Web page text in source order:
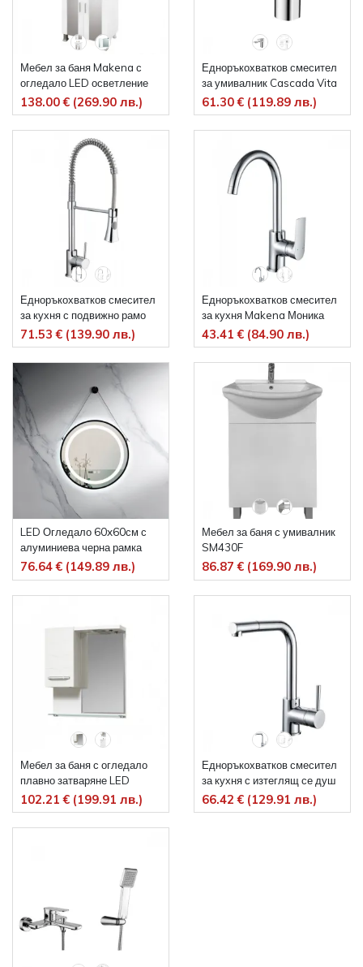
Мебел за баня Makena с
огледало LED осветление
Омония
138.00 € (269.90 лв.)
Едноръкохватков смесител
за умивалник Cascada Vita
61.30 € (119.89 лв.)
Едноръкохватков смесител
за кухня с подвижно рамо
Makena Айра
71.53 € (139.90 лв.)
Едноръкохватков смесител
за кухня Makena Моника
43.41 € (84.90 лв.)
LED Огледало 60x60см с
алуминиева черна рамка
часовник сензор LED600
76.64 € (149.89 лв.)
Мебел за баня с умивалник
SM430F
86.87 € (169.90 лв.)
Мебел за баня с огледало
плавно затваряне LED
сензор за движение Перла
102.21 € (199.91 лв.)
Едноръкохватков смесител
за кухня с изтеглящ се душ
Makena Електра
66.42 € (129.91 лв.)